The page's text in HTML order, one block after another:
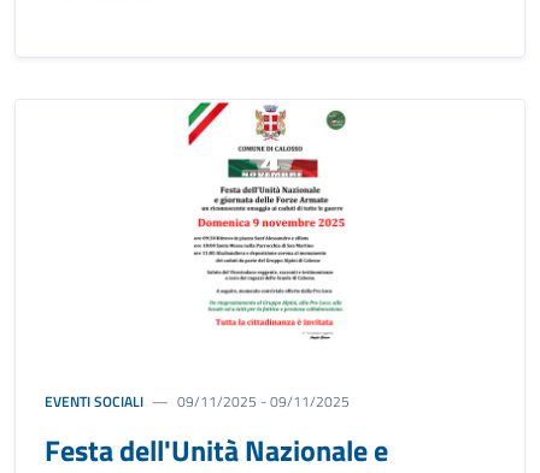
EVENTI SOCIALI 09/11/2025 - 09/11/2025
Festa dell'Unità Nazionale e